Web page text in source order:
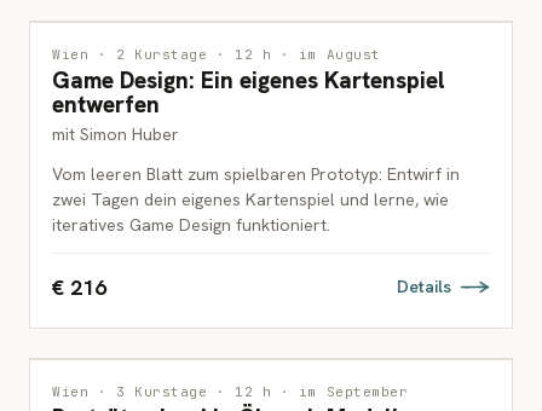
INTERDISZIPLINÄR
JUGENDLICHE & ERWACHSENE
Wien · 2 Kurstage · 12 h · im August
Game Design: Ein eigenes Kartenspiel
entwerfen
mit Simon Huber
Vom leeren Blatt zum spielbaren Prototyp: Entwirf in
zwei Tagen dein eigenes Kartenspiel und lerne, wie
iteratives Game Design funktioniert.
€ 216 Details
MALEREI
Wien · 3 Kurstage · 12 h · im September